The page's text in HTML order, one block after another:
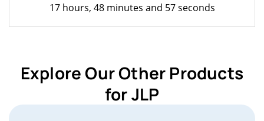
17 hours, 48 minutes and 57 seconds
Explore Our Other Products
for JLP